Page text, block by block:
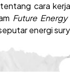
cara
Future
energi